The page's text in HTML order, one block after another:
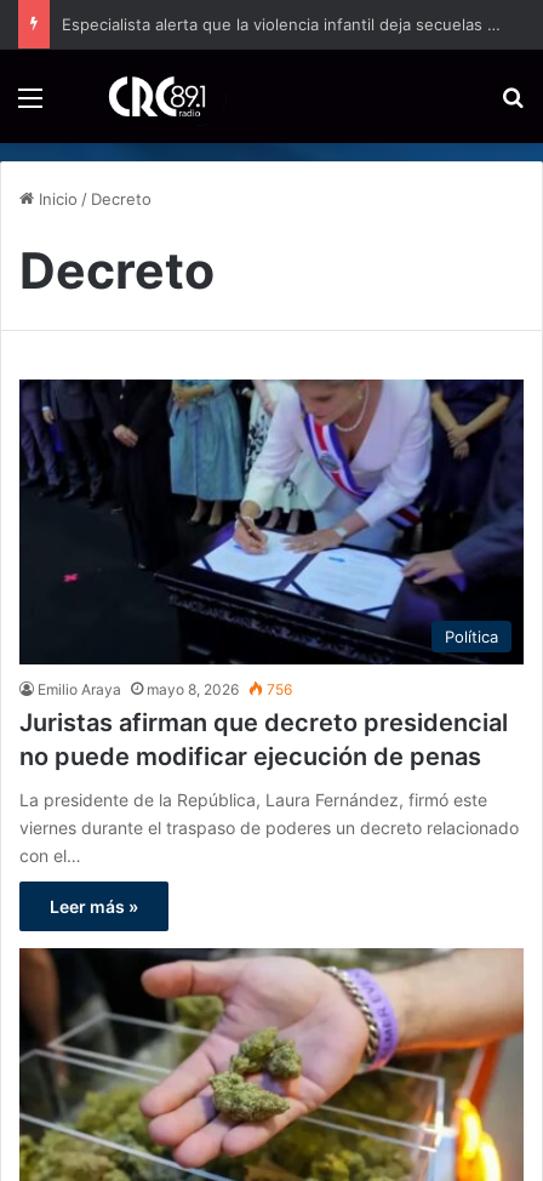
Especialista alerta que la violencia infantil deja secuelas cerebrales de por vida
Inicio / Decreto
Decreto
Política
Emilio Araya mayo 8, 2026 756
Juristas afirman que decreto presidencial
no puede modificar ejecución de penas
La presidente de la República, Laura Fernández, firmó este
viernes durante el traspaso de poderes un decreto relacionado
con el…
Leer más »